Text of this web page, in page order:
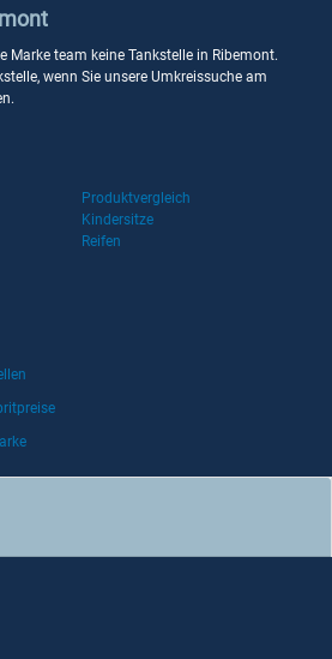
Marke team keine Tankstelle in Ribemont.
wenn Sie unsere Umkreissuche am
Produktvergleich
Kindersitze
Reifen